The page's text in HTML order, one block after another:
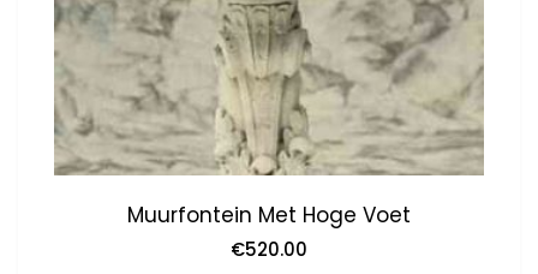
Muurfontein Met Hoge Voet
€520.00